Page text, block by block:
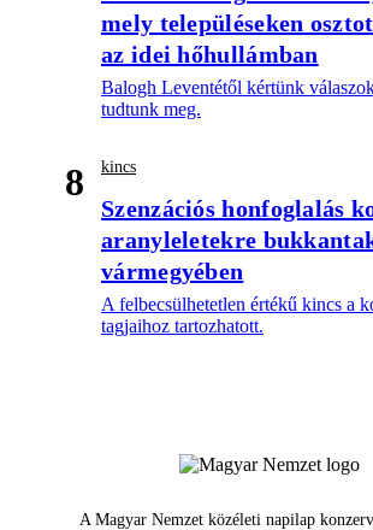
mely településeken
az idei hőhullámban
Balogh Leventétől kértünk
tudtunk meg.
8 kincs
Szenzációs honfoglalás
aranyleletekre
vármegyében
A felbecsülhetetlen értékű kincs a
tagjaihoz tartozhatott.
A Magyar Nemzet közéleti napilap